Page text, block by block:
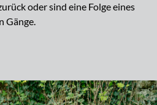
oder sind eine Folge eines
Gänge.